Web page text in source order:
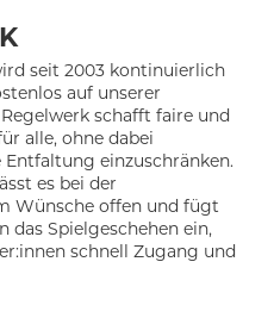
seit 2003 kontinuierlich
auf unserer
schafft faire und
alle, ohne dabei
einzuschränken.
es bei der
Wünsche offen und fügt
das Spielgeschehen ein,
schnell Zugang und